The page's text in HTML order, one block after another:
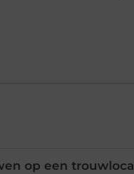
op een